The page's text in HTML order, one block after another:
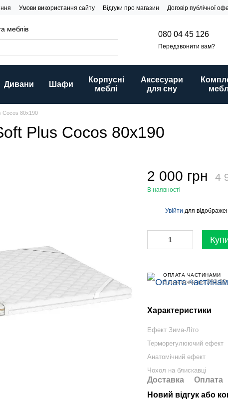
Умови використання сайту Відгуки про магазин Договір публічної
меблів
080 04 45 126
Передзвонити вам?
Дивани Шафи
Корпусні
меблі
Аксесуари
для сну
Cocos 80x190
Plus Cocos 80x190
2 000 грн 4
В наявності
Увійти для
ОПЛАТА ЧАСТИНАМИ
6 платежів по 333.33
Характеристики
Ефект Зима-Літо
Терморегулюючий ефект
Анатомічний ефект
Чохол на блискавці
Доставка Оплата
Новий відгук або